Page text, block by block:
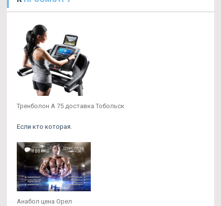
Тренболон A 75 доставка Тобольск
Если кто которая.
Анабол цена Орел